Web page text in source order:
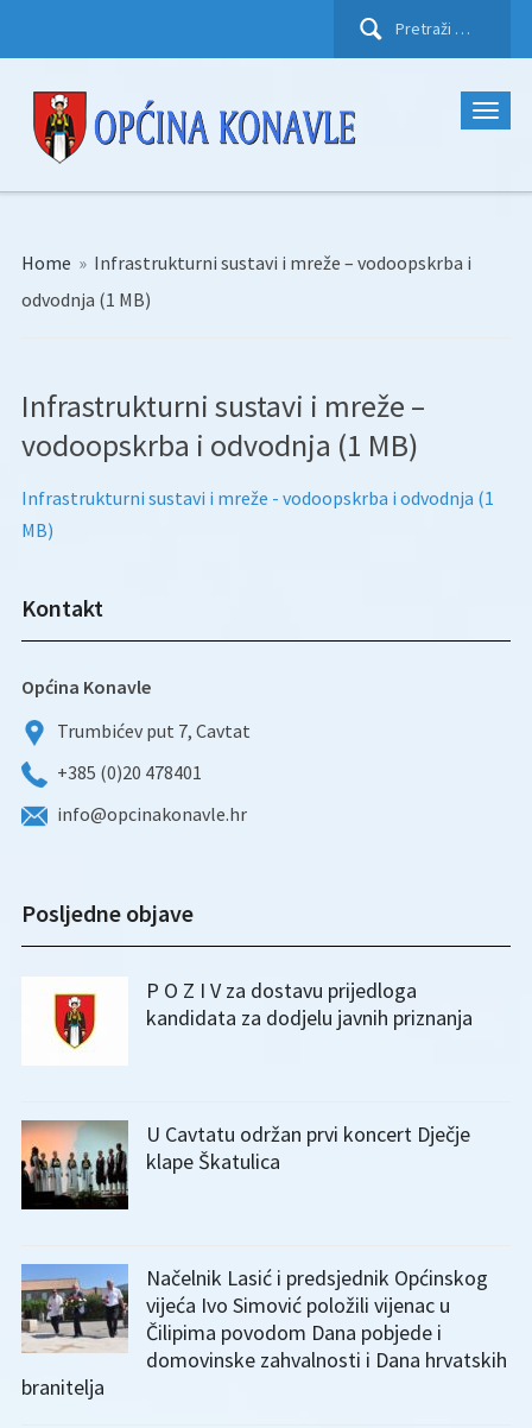
Pretraži:
Home » Infrastrukturni sustavi i mreže – vodoopskrba i
odvodnja (1 MB)
Infrastrukturni sustavi i mreže –
vodoopskrba i odvodnja (1 MB)
Infrastrukturni sustavi i mreže - vodoopskrba i odvodnja (1
MB)
Kontakt
Općina Konavle
Trumbićev put 7, Cavtat
+385 (0)20 478401
info@opcinakonavle.hr
Posljedne objave
P O Z I V za dostavu prijedloga
kandidata za dodjelu javnih priznanja
U Cavtatu održan prvi koncert Dječje
klape Škatulica
Načelnik Lasić i predsjednik Općinskog
vijeća Ivo Simović položili vijenac u
Čilipima povodom Dana pobjede i
domovinske zahvalnosti i Dana hrvatskih
branitelja